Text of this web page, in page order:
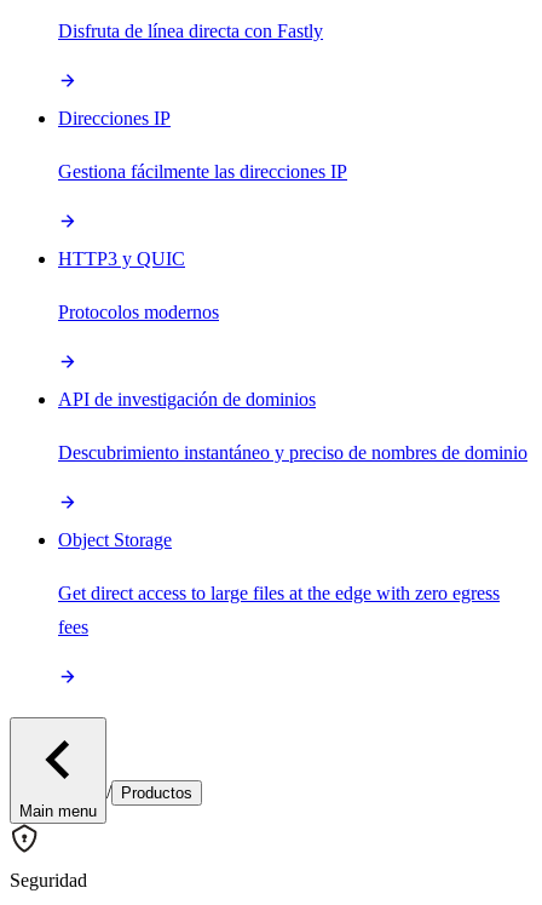
Disfruta de línea directa con Fastly
Direcciones IP
Gestiona fácilmente las direcciones IP
HTTP3 y QUIC
Protocolos modernos
API de investigación de dominios
Descubrimiento instantáneo y preciso de nombres de dominio
Object Storage
Get direct access to large files at the edge with zero egress
fees
Main menu
/ Productos
Seguridad